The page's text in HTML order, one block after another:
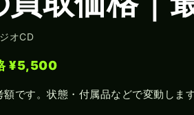
オCD
¥5,500
額です。状態・付属品などで変動しま